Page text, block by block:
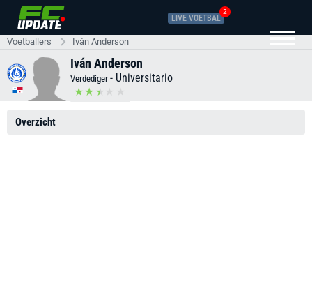
LIVE VOETBAL
2
Voetballers Iván Anderson
Iván Anderson
Verdediger - Universitario
Overzicht